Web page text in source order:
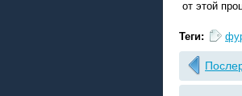
от этой
Теги: